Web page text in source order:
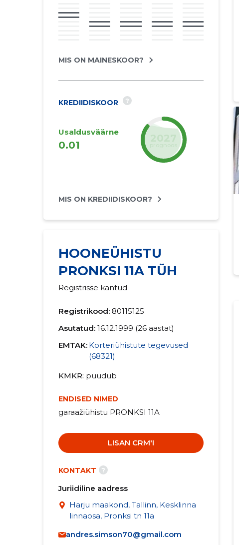
MIS ON MAINESKOOR?
KREDIIDISKOOR ?
Usaldusväärne
0.01
MIS ON KREDIIDISKOOR?
HOONEÜHISTU
PRONKSI 11A TÜH
Registrisse kantud
Registrikood: 80115125
Asutatud: 16.12.1999 (26 aastat)
EMTAK: Korteriühistute tegevused
(68321)
KMKR puudub
ENDISED NIMED
garaažiühistu PRONKSI 11A
LISAN CRM'I
KONTAKT ?
Juriidiline aadress
Harju maakond, Tallinn, Kesklinna
linnaosa, Pronksi tn 11a
andres.simson70@gmail.com